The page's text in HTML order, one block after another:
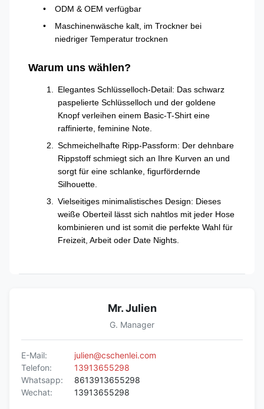
ODM & OEM verfügbar
Maschinenwäsche kalt, im Trockner bei
niedriger Temperatur trocknen
Warum uns wählen?
Elegantes Schlüsselloch-Detail: Das schwarz
paspelierte Schlüsselloch und der goldene
Knopf verleihen einem Basic-T-Shirt eine
raffinierte, feminine Note.
Schmeichelhafte Ripp-Passform: Der dehnbare
Rippstoff schmiegt sich an Ihre Kurven an und
sorgt für eine schlanke, figurfördernde
Silhouette.
Vielseitiges minimalistisches Design: Dieses
weiße Oberteil lässt sich nahtlos mit jeder Hose
kombinieren und ist somit die perfekte Wahl für
Freizeit, Arbeit oder Date Nights.
Mr. Julien
G. Manager
E-Mail:
julien@cschenlei.com
Telefon:
13913655298
Whatsapp:
8613913655298
Wechat:
13913655298